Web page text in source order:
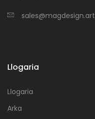
sales@magdesign.art
Llogaria
Llogaria
Arka